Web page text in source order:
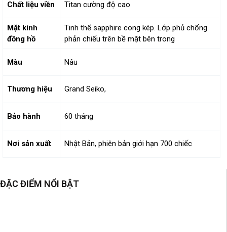
ĐẶC ĐIỂM NỔI BẬT
Chất liệu viền Titan cường độ cao
Mặt kính
đồng hồ
Tinh thể sapphire cong kép. Lớp phủ chống
phản chiếu trên bề mặt bên trong
Màu Nâu
Thương hiệu Grand Seiko,
Bảo hành 60 tháng
Nơi sản xuất Nhật Bản, phiên bản giới hạn 700 chiếc